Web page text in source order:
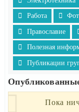
Работа
Православие
Полезная
Публикации
Пока